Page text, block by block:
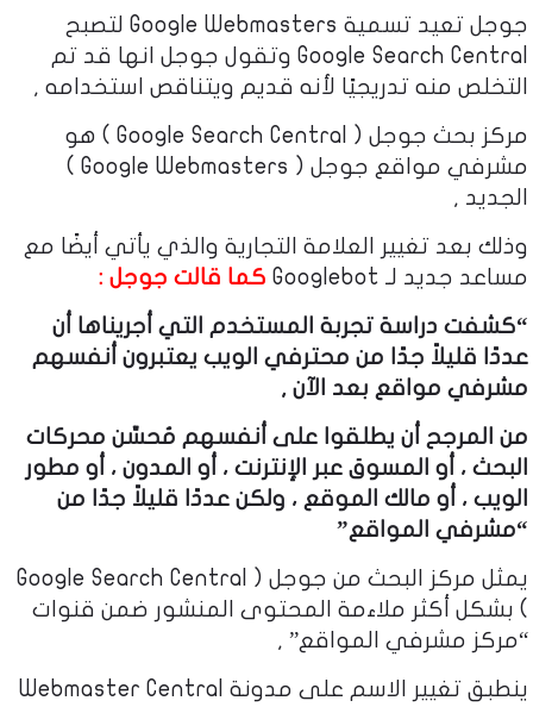
جوجل تعيد تسمية Google Webmasters لتصبح
Google Search Central وتقول جوجل انها قد تم
التخلص منه تدريجيًا لأنه قديم ويتناقص استخدامه ,
مركز بحث جوجل ( Google Search Central ) هو
مشرفي مواقع جوجل ( Google Webmasters )
الجديد ,
وذلك بعد تغيير العلامة التجارية والذي يأتي أيضًا مع
مساعد جديد لـ Googlebot
كما قالت جوجل :
“كشفت دراسة تجربة المستخدم التي أجريناها أن
عددًا قليلاً جدًا من محترفي الويب يعتبرون أنفسهم
مشرفي مواقع بعد الآن ,
من المرجح أن يطلقوا على أنفسهم مُحسِّن محركات
البحث ، أو المسوق عبر الإنترنت ، أو المدون ، أو مطور
الويب ، أو مالك الموقع ، ولكن عددًا قليلاً جدًا من
“مشرفي المواقع”
يمثل مركز البحث من جوجل ( Google Search Central
) بشكل أكثر ملاءمة المحتوى المنشور ضمن قنوات
“مركز مشرفي المواقع” ,
ينطبق تغيير الاسم على مدونة Webmaster Central